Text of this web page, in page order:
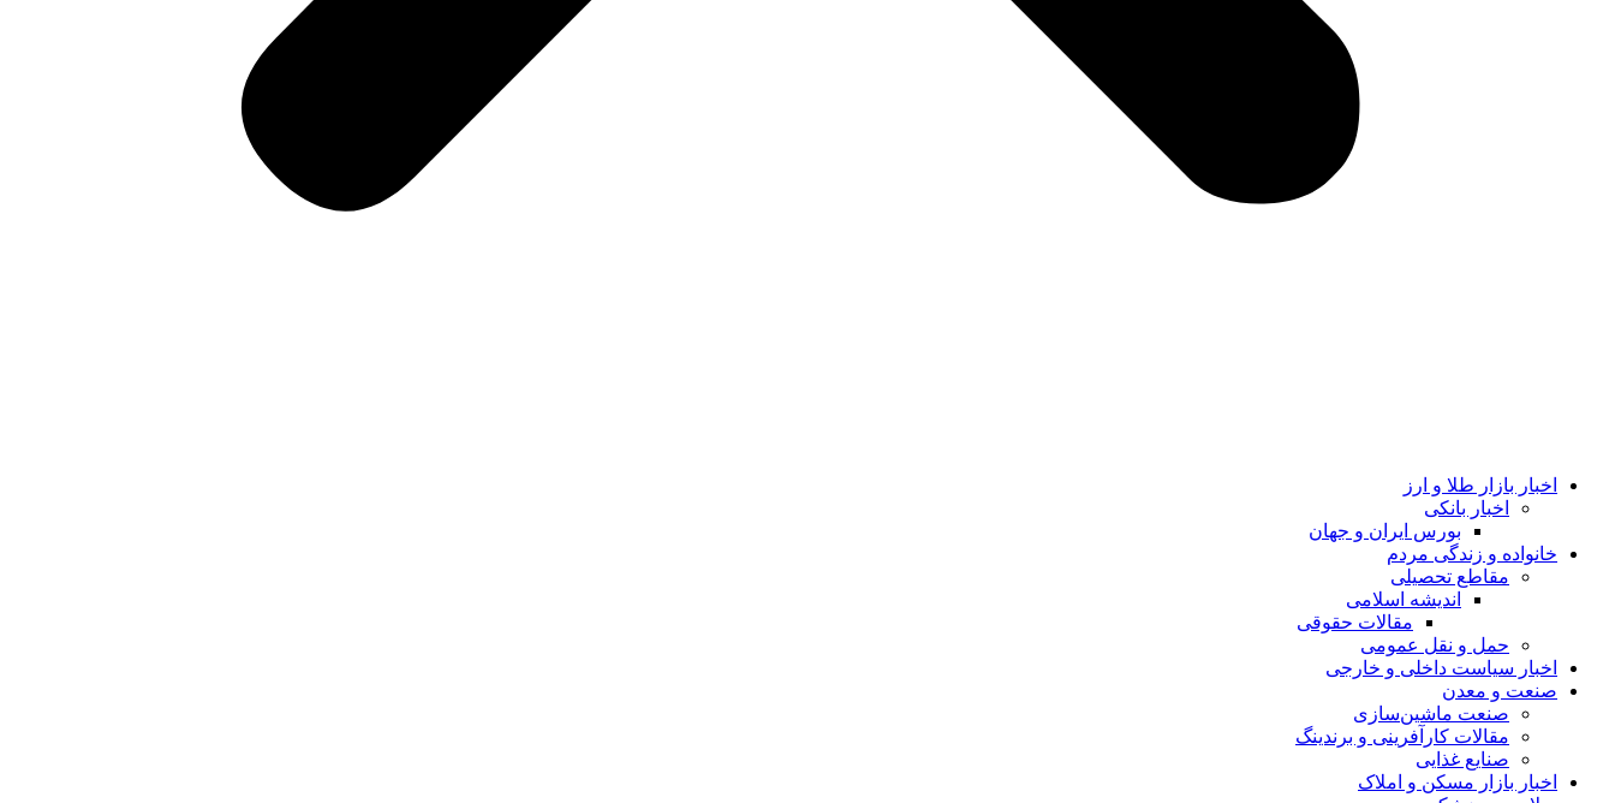
اخبار بازار طلا و ارز
اخبار بانکی
بورس ایران و جهان
خانواده و زندگی مردم
مقاطع تحصیلی
اندیشه اسلامی
مقالات حقوقی
حمل و نقل عمومی
اخبار سیاست داخلی و خارجی
صنعت و معدن
صنعت ماشین‌سازی
مقالات کارآفرینی و برندینگ
صنایع غذایی
اخبار بازار مسکن و املاک